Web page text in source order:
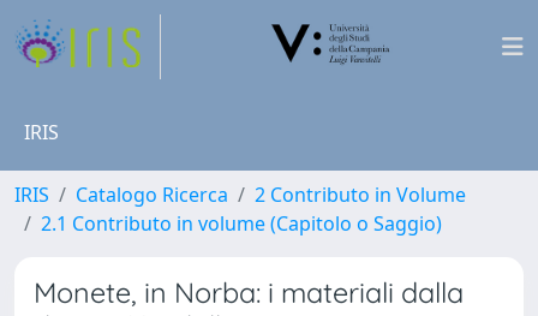
IRIS
IRIS Catalogo Ricerca
2 Contributo in Volume
2.1 Contributo in volume (Capitolo o Saggio)
Monete, in Norba: i materiali dalla